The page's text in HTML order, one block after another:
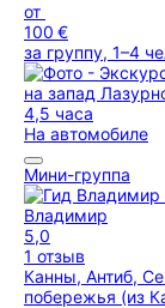
от
100 €
за группу, 1–4
4,5 часа
На автомобиле
Мини-группа
Владимир
5,0
1 отзыв
Канны, Антиб,
побережья (из